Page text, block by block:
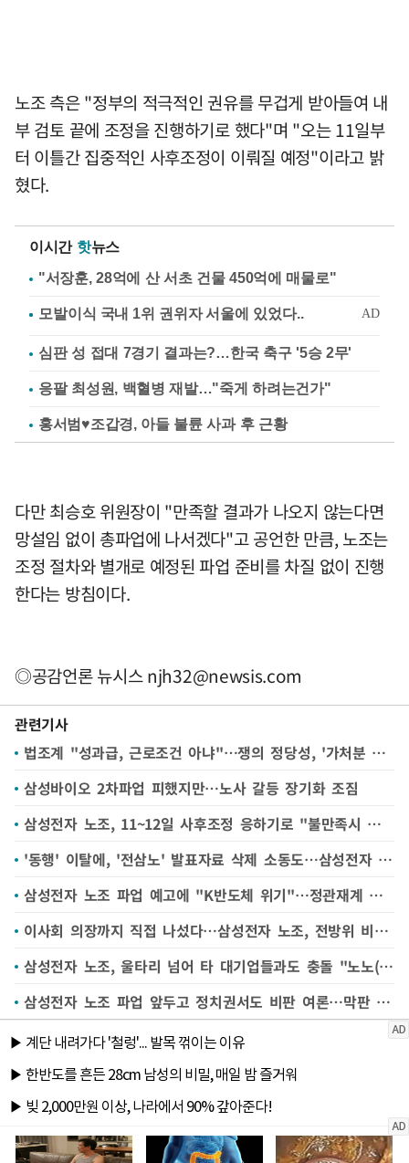
노조 측은 "정부의 적극적인 권유를 무겁게 받아들여 내
부 검토 끝에 조정을 진행하기로 했다"며 "오는 11일부
터 이틀간 집중적인 사후조정이 이뤄질 예정"이라고 밝
혔다.
이시간 핫뉴스
"서장훈, 28억에 산 서초 건물 450억에 매물로"
심판 성 접대 7경기 결과는?…한국 축구 '5승 2무'
응팔 최성원, 백혈병 재발…"죽게 하려는건가"
홍서범♥조갑경, 아들 불륜 사과 후 근황
다만 최승호 위원장이 "만족할 결과가 나오지 않는다면
망설임 없이 총파업에 나서겠다"고 공언한 만큼, 노조는
조정 절차와 별개로 예정된 파업 준비를 차질 없이 진행
한다는 방침이다.
◎공감언론 뉴시스njh32@newsis.com
관련기사
법조계 "성과급, 근로조건 아냐"…쟁의 정당성, '가처분 최대 쟁점'으로 [삼성전자 파업 전운①]
삼성바이오 2차파업 피했지만…노사 갈등 장기화 조짐
삼성전자 노조, 11~12일 사후조정 응하기로 "불만족시 총파업"
'동행' 이탈에, '전삼노' 발표자료 삭제 소동도…삼성전자 노조 갈등 '수면 위'
삼성전자 노조 파업 예고에 "K반도체 위기"…정관재계 각계각층서 제언 쏟아져
이사회 의장까지 직접 나섰다…삼성전자 노조, 전방위 비판에 파업 동력 흔들리나
삼성전자 노조, 울타리 넘어 타 대기업들과도 충돌 "노노(勞勞)갈등 외부로 번져"
삼성전자 노조 파업 앞두고 정치권서도 비판 여론…막판 타협 가능성은?